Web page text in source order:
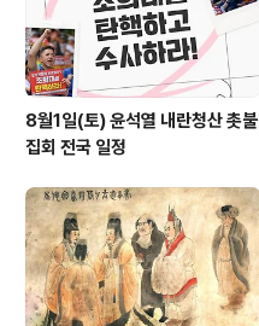
8월1일(토) 윤석열 내란청산 촛불
집회 전국 일정